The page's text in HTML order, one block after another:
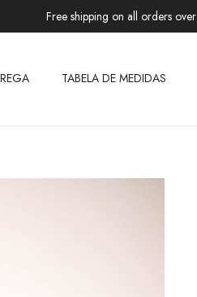
Free shipping on all orders over
TABELA DE MEDIDAS